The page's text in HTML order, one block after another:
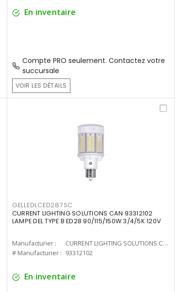
En inventaire
Compte PRO seulement. Contactez votre
succursale
VOIR LES DÉTAILS
GELLEDLCED287SC
CURRENT LIGHTING SOLUTIONS CAN 93312102
LAMPE DEL TYPE B ED28 90/115/150W 3/4/5K 120V
Manufacturier :
CURRENT LIGHTING SOLUTIONS CAN
# Manufacturier : 93312102
En inventaire